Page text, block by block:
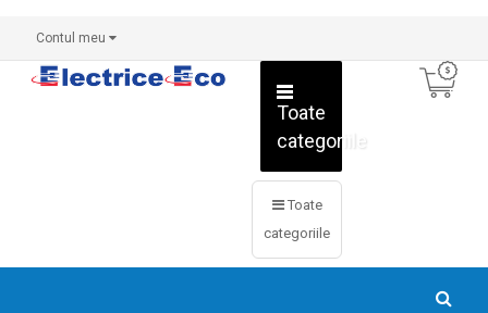
Contul meu
Toate
categoriile
Toate
categoriile